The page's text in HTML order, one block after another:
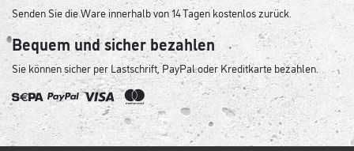
Senden Sie die Ware innerhalb von 14 Tagen kostenlos zurück.
Bequem und sicher bezahlen
Sie können sicher per Lastschrift, PayPal oder Kreditkarte bezahlen.